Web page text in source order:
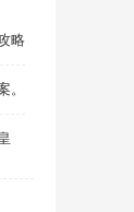
略
。